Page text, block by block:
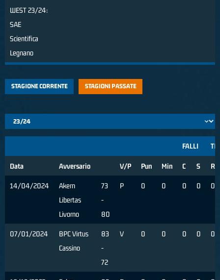
WEST 23/24:
SAE
Scientifica
Legnano
STAGIONE CORRENTE STAGIONI PASSATE
FALLI
Data Avversario V/P Pun Min C S R
14/04/2024
Akern
Libertas
Livorno
73
-
80
P 0 0 0 0 0
07/01/2024
BPC Virtus
Cassino
83
-
72
V 0 0 0 0 0